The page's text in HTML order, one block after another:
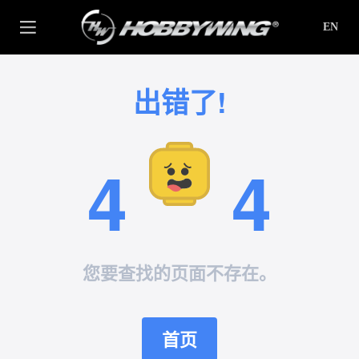
EN
出错了!
4 4
您要查找的页面不存在。
首页